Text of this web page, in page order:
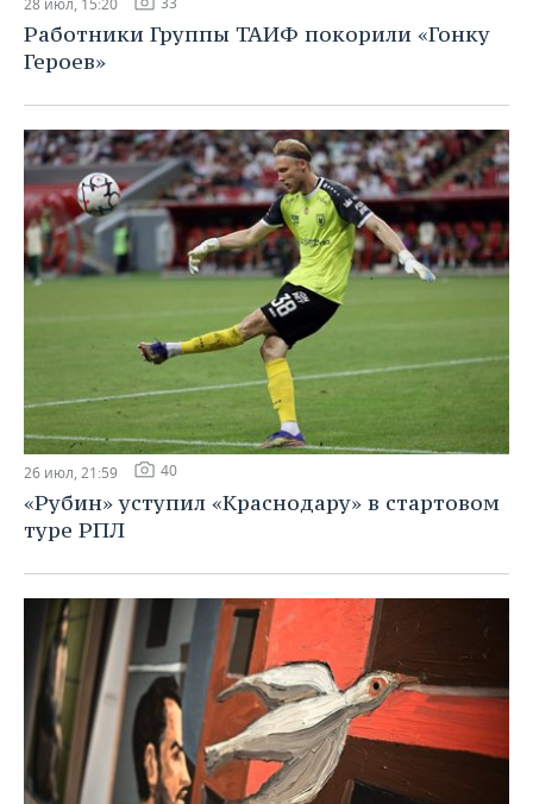
28 июл, 15:20
Работники Группы ТАИФ покорили «Гонку
Героев»
26 июл, 21:59 40
«Рубин» уступил «Краснодару» в стартовом
туре РПЛ